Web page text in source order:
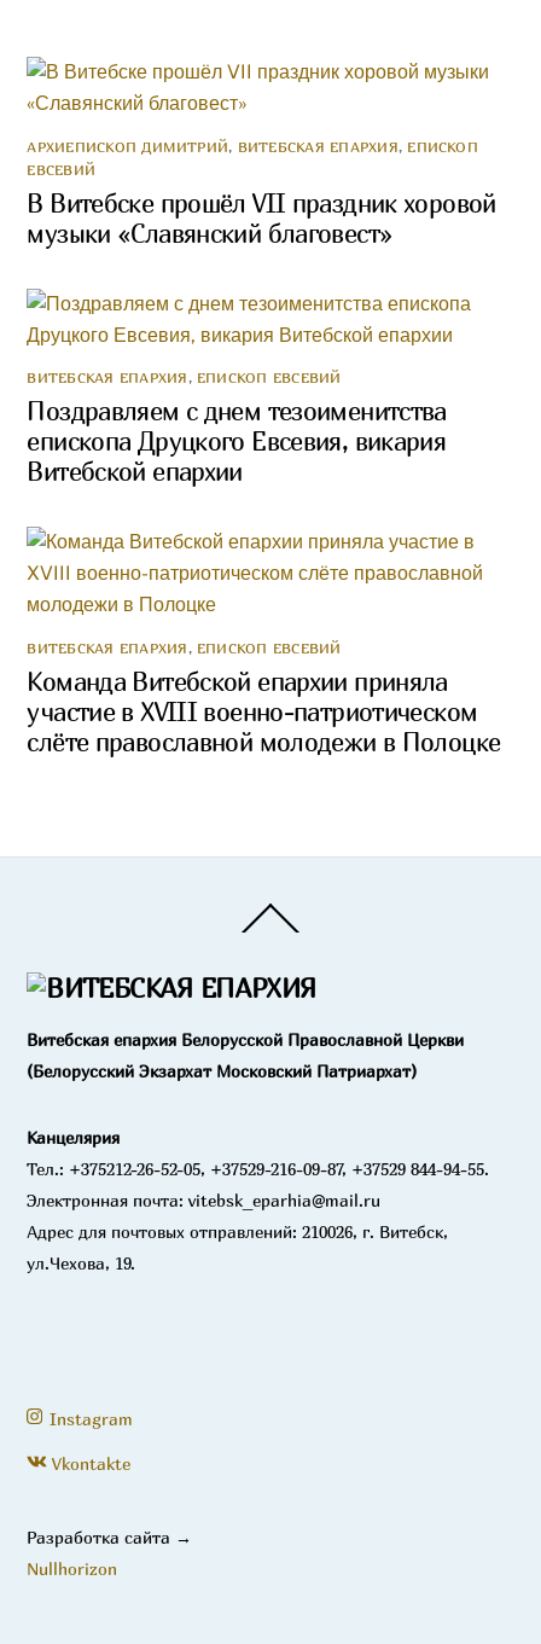
АРХИЕПИСКОП ДИМИТРИЙ, ВИТЕБСКАЯ ЕПАРХИЯ, ЕПИСКОП
ЕВСЕВИЙ
В Витебске прошёл VII праздник хоровой
музыки «Славянский благовест»
ВИТЕБСКАЯ ЕПАРХИЯ, ЕПИСКОП ЕВСЕВИЙ
Поздравляем с днем тезоименитства
епископа Друцкого Евсевия, викария
Витебской епархии
ВИТЕБСКАЯ ЕПАРХИЯ, ЕПИСКОП ЕВСЕВИЙ
Команда Витебской епархии приняла
участие в XVIII военно-патриотическом
слёте православной молодежи в Полоцке
To
Витебская епархия Белорусской Православной Церкви
(Белорусский Экзархат Московский Патриархат)
Канцелярия
Тел.: +375212-26-52-05, +37529-216-09-87, +37529 844-94-55.
Электронная почта: vitebsk_eparhia@mail.ru
Адрес для почтовых отправлений: 210026, г. Витебск,
ул.Чехова, 19.
Instagram
Vkontakte
Разработка сайта →
Nullhorizon